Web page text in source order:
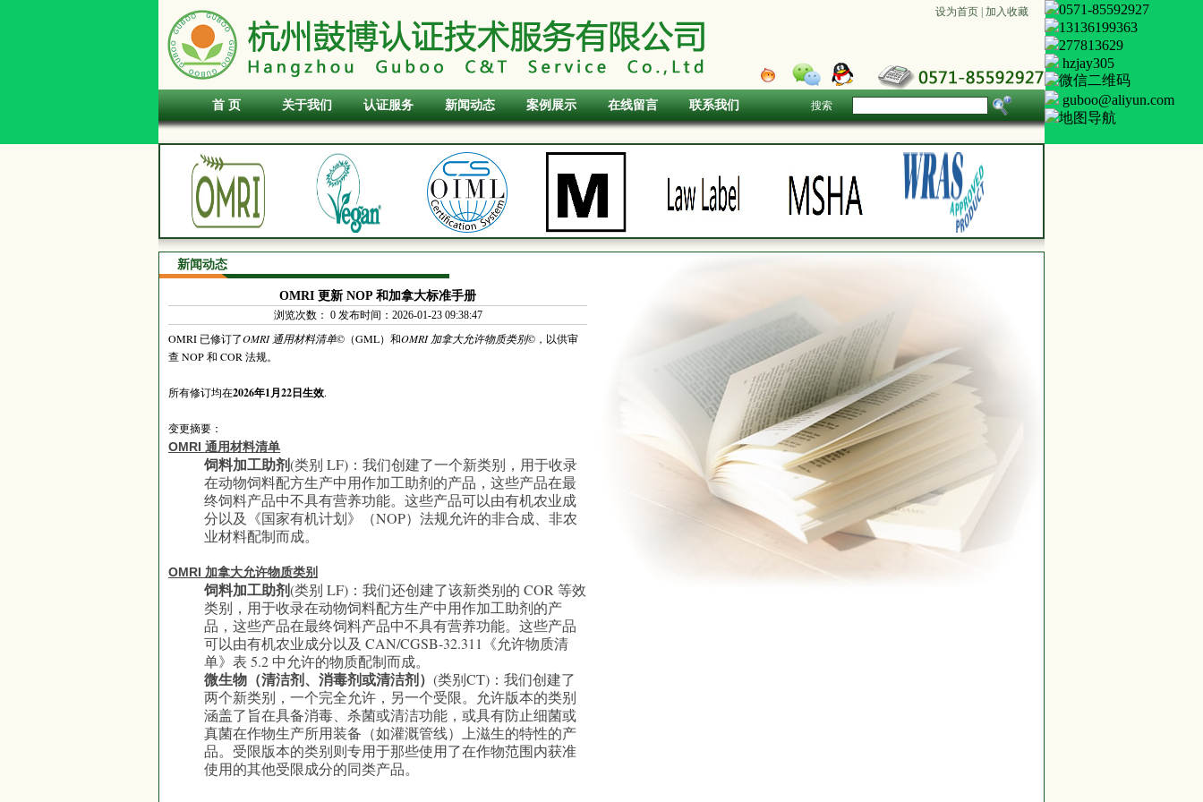
设为首页| 加入收藏
首 页 关于我们 认证服务 新闻动态 案例展示 在线留言 联系我们 搜索
新闻动态
OMRI 更新 NOP 和加拿大标准手册
浏览次数： 0发布时间：2026-01-23 09:38:47
OMRI 已修订了OMRI 通用材料清单©（GML）和OMRI 加拿大允许物质类别©，以供审
查 NOP 和 COR 法规。
所有修订均在2026年1月22日生效.
变更摘要：
OMRI 通用材料清单
饲料加工助剂(类别 LF)：我们创建了一个新类别，用于收录
在动物饲料配方生产中用作加工助剂的产品，这些产品在最
终饲料产品中不具有营养功能。这些产品可以由有机农业成
分以及《国家有机计划》（NOP）法规允许的非合成、非农
业材料配制而成。
OMRI 加拿大允许物质类别
饲料加工助剂(类别 LF)：我们还创建了该新类别的 COR 等效
类别，用于收录在动物饲料配方生产中用作加工助剂的产
品，这些产品在最终饲料产品中不具有营养功能。这些产品
可以由有机农业成分以及 CAN/CGSB-32.311《允许物质清
单》表 5.2 中允许的物质配制而成。
微生物（清洁剂、消毒剂或清洁剂） (类别CT)：我们创建了
两个新类别，一个完全允许，另一个受限。允许版本的类别
涵盖了旨在具备消毒、杀菌或清洁功能，或具有防止细菌或
真菌在作物生产所用装备（如灌溉管线）上滋生的特性的产
品。受限版本的类别则专用于那些使用了在作物范围内获准
使用的其他受限成分的同类产品。
0571-85592927
13136199363
277813629
hzjay305
guboo@aliyun.com
地图导航